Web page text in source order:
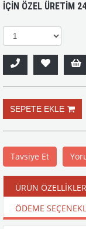
İÇİN ÖZEL ÜRETİM
Tavsiye Et
ÜRÜN
ÖDEME